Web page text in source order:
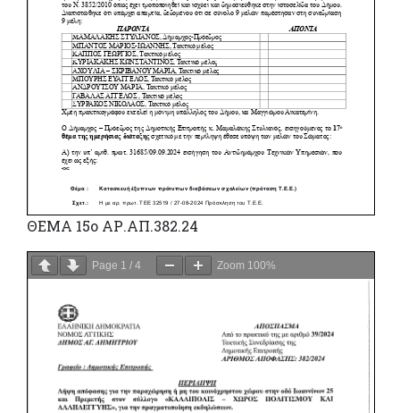
ΘΕΜΑ 15ο ΑΡ.ΑΠ.382.24
Page 1 / 4 Zoom 100%